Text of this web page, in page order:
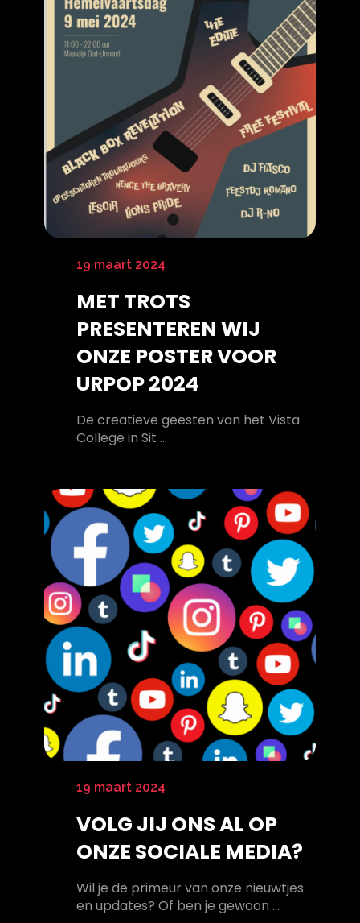
19 maart 2024
MET TROTS
PRESENTEREN WIJ
ONZE POSTER VOOR
URPOP 2024
De creatieve geesten van het Vista
College in Sit ...
19 maart 2024
VOLG JIJ ONS AL OP
ONZE SOCIALE MEDIA?
Wil je de primeur van onze nieuwtjes
en updates? Of ben je gewoon ...